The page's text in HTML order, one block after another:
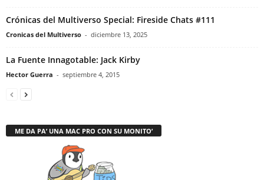
Crónicas del Multiverso Special: Fireside Chats #111
Cronicas del Multiverso - diciembre 13, 2025
La Fuente Innagotable: Jack Kirby
Hector Guerra - septiembre 4, 2015
ME DA PA’ UNA MAC PRO CON SU MONITO’